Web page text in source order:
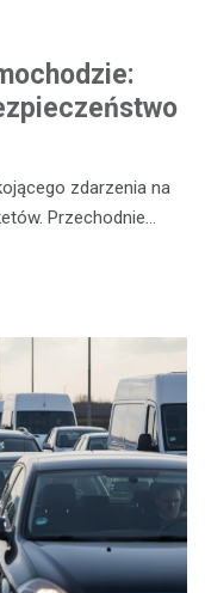
zdarzenia na
Przechodnie…